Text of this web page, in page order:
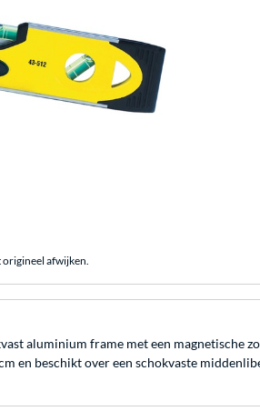
origineel afwijken.
aluminium frame met een
en beschikt over een schokvaste